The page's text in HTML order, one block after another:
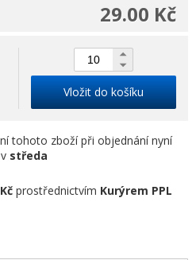
29.00 Kč
Vložit do košíku
tohoto zboží při objednání nyní
v středa
prostřednictvím Kurýrem PPL